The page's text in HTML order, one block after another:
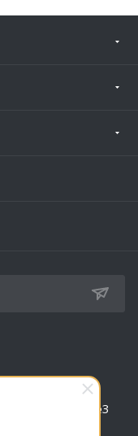
1, подъезд №3